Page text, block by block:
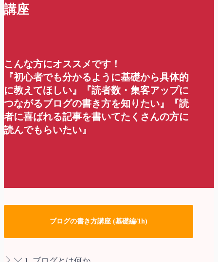
講座
こんな方にオススメです！
『初心者でも分かるように基礎から具体的
に教えてほしい』『読者数・集客アップに
つながるブログの書き方を知りたい』『読
者に喜ばれる記事を書いてたくさんの方に
読んでもらいたい』
ブログの書き方講座 (基礎編/1h)